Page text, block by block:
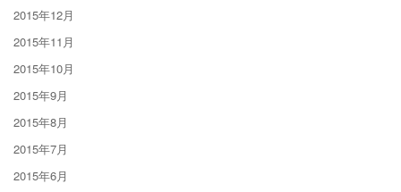
2015年12月
2015年11月
2015年10月
2015年9月
2015年8月
2015年7月
2015年6月